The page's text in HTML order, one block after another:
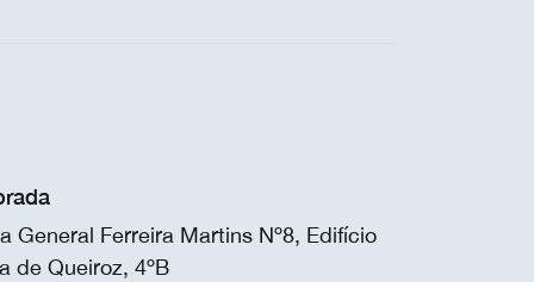
General Ferreira Martins Nº8, Edifício
de Queiroz, 4ºB